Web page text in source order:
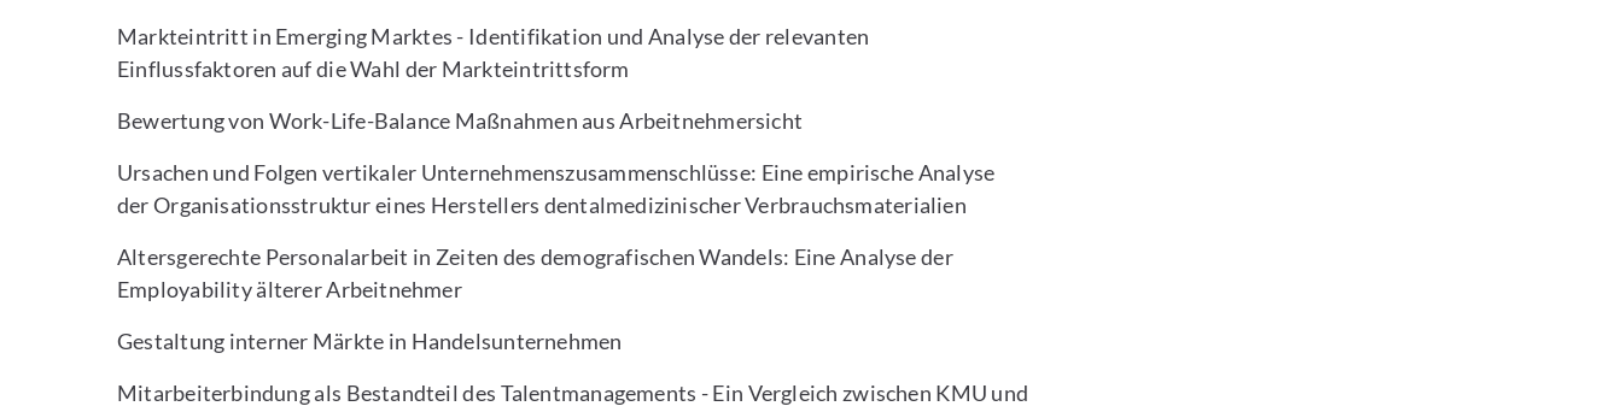
Markteintritt in Emerging Marktes - Identifikation und Analyse der relevanten
Einflussfaktoren auf die Wahl der Markteintrittsform
Bewertung von Work-Life-Balance Maßnahmen aus Arbeitnehmersicht
Ursachen und Folgen vertikaler Unternehmenszusammenschlüsse: Eine empirische Analyse
der Organisationsstruktur eines Herstellers dentalmedizinischer Verbrauchsmaterialien
Altersgerechte Personalarbeit in Zeiten des demografischen Wandels: Eine Analyse der
Employability älterer Arbeitnehmer
Gestaltung interner Märkte in Handelsunternehmen
Mitarbeiterbindung als Bestandteil des Talentmanagements - Ein Vergleich zwischen KMU und